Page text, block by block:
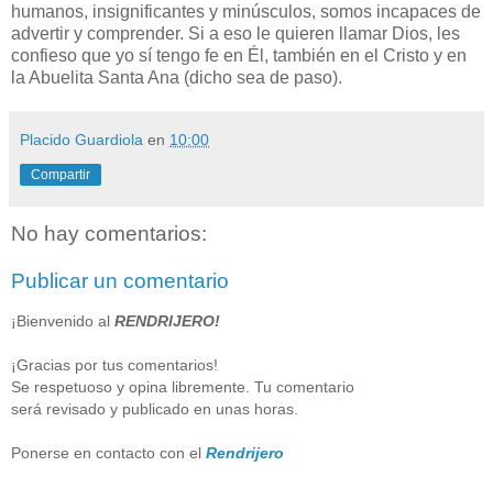
humanos, insignificantes y minúsculos, somos incapaces de
advertir y comprender. Si a eso le quieren llamar Dios, les
confieso que yo sí tengo fe en Él, también en el Cristo y en
la Abuelita Santa Ana (dicho sea de paso).
Placido Guardiola en 10:00
Compartir
No hay comentarios:
Publicar un comentario
¡Bienvenido al RENDRIJERO!
¡Gracias por tus comentarios!
Se respetuoso y opina libremente. Tu comentario
será revisado y publicado en unas horas.
Ponerse en contacto con el Rendrijero